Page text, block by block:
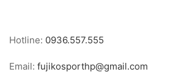
Hotline: 0936.557.555
Email: fujikosporthp@gmail.com